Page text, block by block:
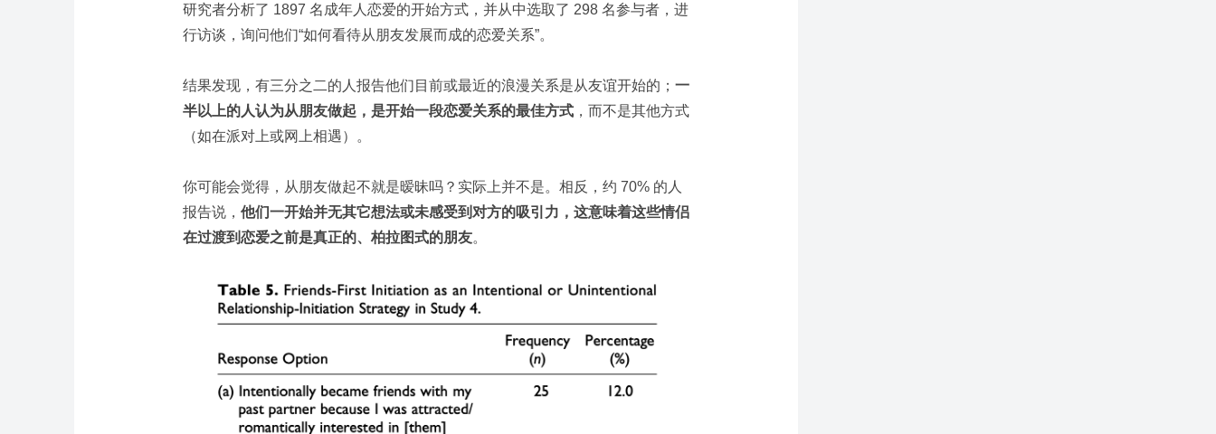
研究者分析了 1897 名成年人恋爱的开始方式，并从中选取了 298 名参与者，进
行访谈，询问他们“如何看待从朋友发展而成的恋爱关系”。
结果发现，有三分之二的人报告他们目前或最近的浪漫关系是从友谊开始的； 一
半以上的人认为从朋友做起，是开始一段恋爱关系的最佳方式 ，而不是其他方式
（如在派对上或网上相遇）。
你可能会觉得，从朋友做起不就是暧昧吗？实际上并不是。相反，约 70% 的人
报告说， 他们一开始并无其它想法或未感受到对方的吸引力，这意味着这些情侣
在过渡到恋爱之前是真正的、柏拉图式的朋友。